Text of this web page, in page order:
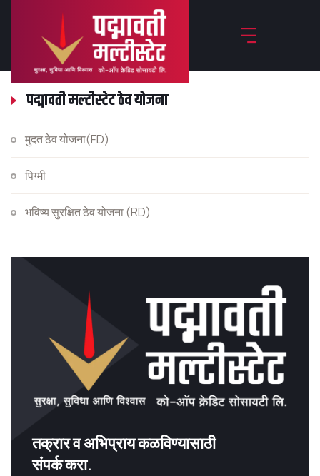
पद्मावती मल्टीस्टेट ठेव योजना
मुदत ठेव योजना(FD)
पिग्मी
भविष्य सुरक्षित ठेव योजना (RD)
तक्रार व अभिप्राय कळविण्यासाठी
संपर्क करा.